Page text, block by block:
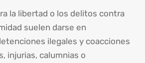
la libertad o los delitos contra
suelen darse en
ilegales y coacciones
injurias, calumnias o